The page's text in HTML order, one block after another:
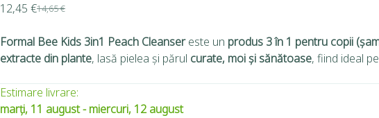
14,65€
12,45 €
Formal Bee Kids 3in1 Peach Cleansereste un produs 3 în 1 pentru copii
extracte din plante, lasă pielea și părul curate, moi și sănătoase, fiind ideal
Estimare livrare:
marți, 11 august - miercuri, 12 august